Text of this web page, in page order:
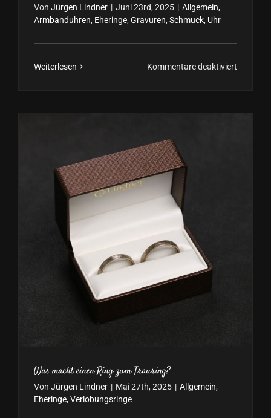
Von Jürgen Lindner | Juni 23rd, 2025 | Allgemein,
Armbanduhren, Eheringe, Gravuren, Schmuck, Uhr
Weiterlesen Kommentare deaktiviert
Lindners
Was macht einen Ring zum Trauring?
Von Jürgen Lindner | Mai 27th, 2025 | Allgemein,
Eheringe, Verlobungsringe